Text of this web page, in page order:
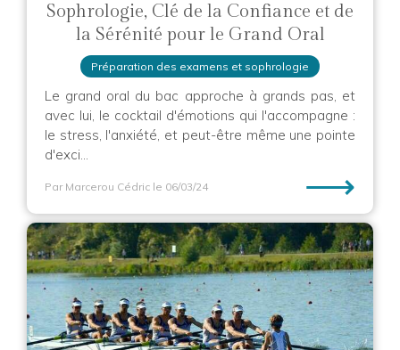
Sophrologie, Clé de la Confiance et de
la Sérénité pour le Grand Oral
Préparation des examens et sophrologie
Le grand oral du bac approche à grands pas, et
avec lui, le cocktail d'émotions qui l'accompagne :
le stress, l'anxiété, et peut-être même une pointe
d'exci...
Par Marcerou Cédric le 06/03/24 ⟶